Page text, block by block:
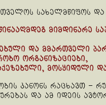
სახელმწიფოს
მიმდინარე
და მმართველი
ორგანიზაციები,
მოსყიდული
კანონს რაცხავთ –
და ამ იდეის